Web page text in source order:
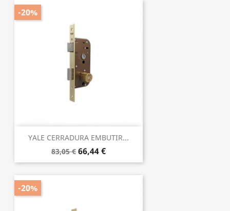
YALE CERRADURA EMBUTIR...
83,05 € 66,44 €
-20%
-20%